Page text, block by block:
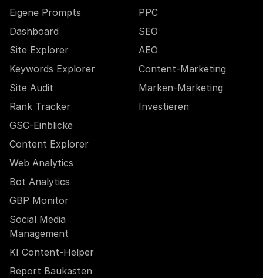
Eigene Prompts
Dashboard
Site Explorer
Keywords Explorer
Site Audit
Rank Tracker
GSC-Einblicke
Content Explorer
Web Analytics
Bot Analytics
GBP Monitor
Social Media
Management
KI Content-Helper
Report Baukasten
PPC
SEO
AEO
Content-Marketing
Marken-Marketing
Investieren